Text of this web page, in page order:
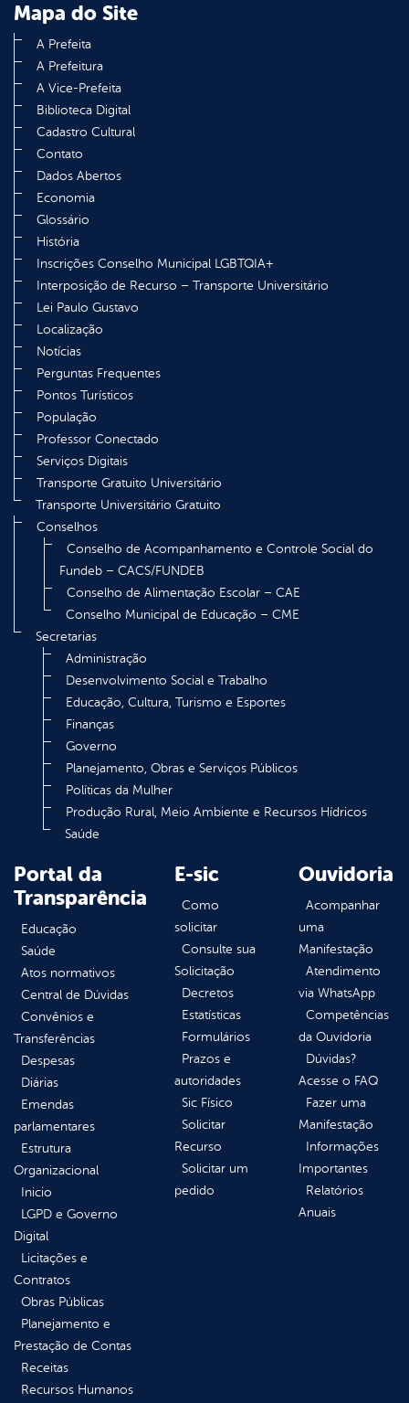
Mapa do Site
A Prefeita
A Prefeitura
A Vice-Prefeita
Biblioteca Digital
Cadastro Cultural
Contato
Dados Abertos
Economia
Glossário
História
Inscrições Conselho Municipal LGBTQIA+
Interposição de Recurso – Transporte Universitário
Lei Paulo Gustavo
Localização
Notícias
Perguntas Frequentes
Pontos Turísticos
População
Professor Conectado
Serviços Digitais
Transporte Gratuito Universitário
Transporte Universitário Gratuito
Conselhos
Conselho de Acompanhamento e Controle Social do
Fundeb – CACS/FUNDEB
Conselho de Alimentação Escolar – CAE
Conselho Municipal de Educação – CME
Secretarias
Administração
Desenvolvimento Social e Trabalho
Educação, Cultura, Turismo e Esportes
Finanças
Governo
Planejamento, Obras e Serviços Públicos
Políticas da Mulher
Produção Rural, Meio Ambiente e Recursos Hídricos
Saúde
Portal da
Transparência
Educação
Saúde
Atos normativos
Central de Dúvidas
Convênios e
Transferências
Despesas
Diárias
Emendas
parlamentares
Estrutura
Organizacional
Inicio
LGPD e Governo
Digital
Licitações e
Contratos
Obras Públicas
Planejamento e
Prestação de Contas
Receitas
Recursos Humanos
E-sic
Como
solicitar
Consulte sua
Solicitação
Decretos
Estatísticas
Formulários
Prazos e
autoridades
Sic Físico
Solicitar
Recurso
Solicitar um
pedido
Ouvidoria
Acompanhar
uma
Manifestação
Atendimento
via WhatsApp
Competências
da Ouvidoria
Dúvidas?
Acesse o FAQ
Fazer uma
Manifestação
Informações
Importantes
Relatórios
Anuais